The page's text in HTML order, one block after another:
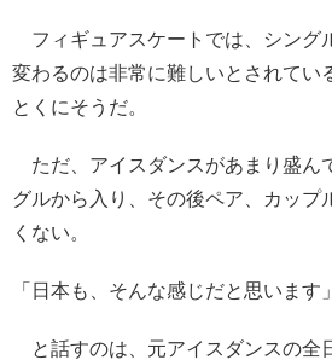
フィギュアスケートでは、シング
変わるのは非常に難しいとされてい
とくにそうだ。
ただ、アイスダンスがあまり盛ん
グルから入り、その後ペア、カップ
くない。
「日本も、そんな感じだと思います」
と話すのは、元アイスダンスの全